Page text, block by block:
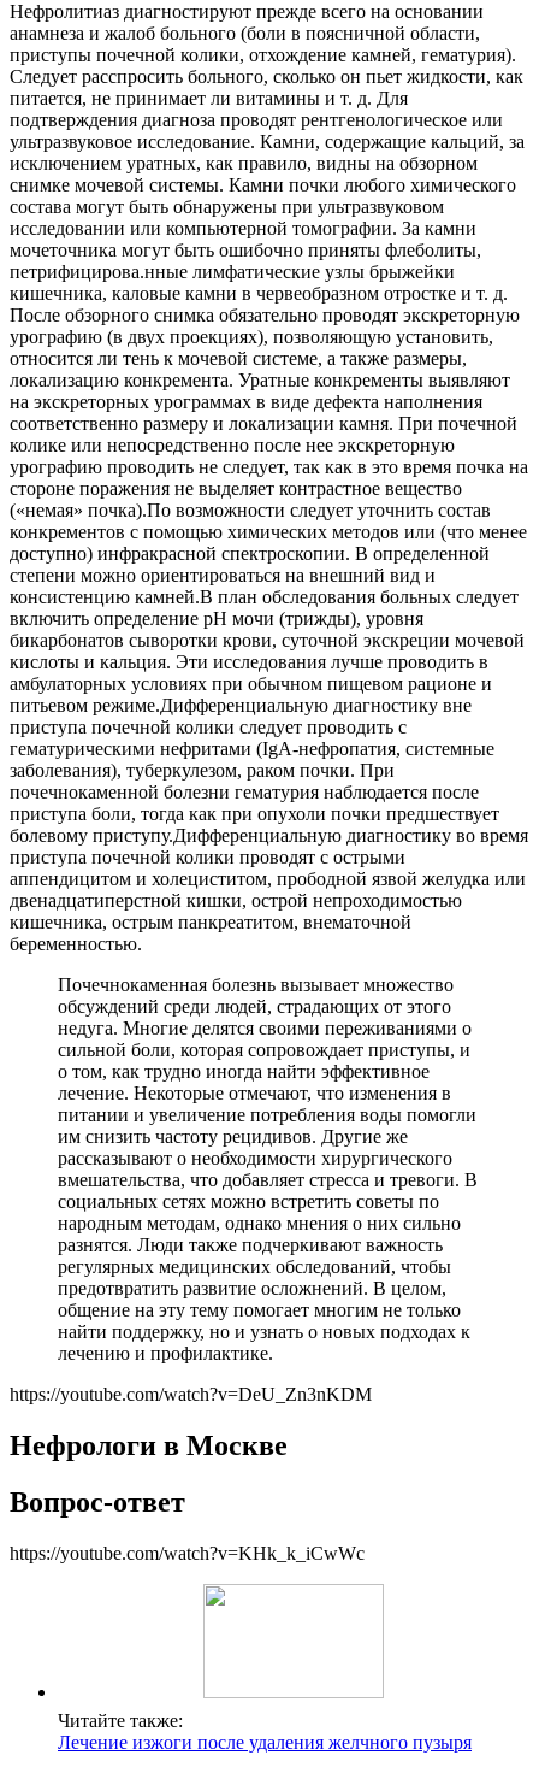
Нефролитиаз диагностируют прежде всего на основании
анамнеза и жалоб больного (боли в поясничной области,
приступы почечной колики, отхождение камней, гематурия).
Следует расспросить больного, сколько он пьет жидкости, как
питается, не принимает ли витамины и т. д. Для
подтверждения диагноза проводят рентгенологическое или
ультразвуковое исследование. Камни, содержащие кальций, за
исключением уратных, как правило, видны на обзорном
снимке мочевой системы. Камни почки любого химического
состава могут быть обнаружены при ультразвуковом
исследовании или компьютерной томографии. За камни
мочеточника могут быть ошибочно приняты флеболиты,
петрифицирова.нные лимфатические узлы брыжейки
кишечника, каловые камни в червеобразном отростке и т. д.
После обзорного снимка обязательно проводят экскреторную
урографию (в двух проекциях), позволяющую установить,
относится ли тень к мочевой системе, а также размеры,
локализацию конкремента. Уратные конкременты выявляют
на экскреторных урограммах в виде дефекта наполнения
соответственно размеру и локализации камня. При почечной
колике или непосредственно после нее экскреторную
урографию проводить не следует, так как в это время почка на
стороне поражения не выделяет контрастное вещество
(«немая» почка).По возможности следует уточнить состав
конкрементов с помощью химических методов или (что менее
доступно) инфракрасной спектроскопии. В определенной
степени можно ориентироваться на внешний вид и
консистенцию камней.В план обследования больных следует
включить определение рН мочи (трижды), уровня
бикарбонатов сыворотки крови, суточной экскреции мочевой
кислоты и кальция. Эти исследования лучше проводить в
амбулаторных условиях при обычном пищевом рационе и
питьевом режиме.Дифференциальную диагностику вне
приступа почечной колики следует проводить с
гематурическими нефритами (IgA-нефропатия, системные
заболевания), туберкулезом, раком почки. При
почечнокаменной болезни гематурия наблюдается после
приступа боли, тогда как при опухоли почки предшествует
болевому приступу.Дифференциальную диагностику во время
приступа почечной колики проводят с острыми
аппендицитом и холециститом, прободной язвой желудка или
двенадцатиперстной кишки, острой непроходимостью
кишечника, острым панкреатитом, внематочной
беременностью.
Почечнокаменная болезнь вызывает множество
обсуждений среди людей, страдающих от этого
недуга. Многие делятся своими переживаниями о
сильной боли, которая сопровождает приступы, и
о том, как трудно иногда найти эффективное
лечение. Некоторые отмечают, что изменения в
питании и увеличение потребления воды помогли
им снизить частоту рецидивов. Другие же
рассказывают о необходимости хирургического
вмешательства, что добавляет стресса и тревоги. В
социальных сетях можно встретить советы по
народным методам, однако мнения о них сильно
разнятся. Люди также подчеркивают важность
регулярных медицинских обследований, чтобы
предотвратить развитие осложнений. В целом,
общение на эту тему помогает многим не только
найти поддержку, но и узнать о новых подходах к
лечению и профилактике.
https://youtube.com/watch?v=DeU_Zn3nKDM
Нефрологи в Москве
Вопрос-ответ
https://youtube.com/watch?v=KHk_k_iCwWc
Читайте также:
Лечение изжоги после удаления желчного пузыря